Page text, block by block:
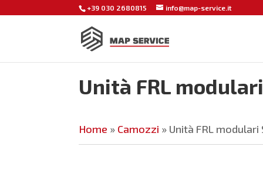
+39 030 2680815 info@map-service.it
Unità FRL
Home » Camozzi » Unità FRL modulari